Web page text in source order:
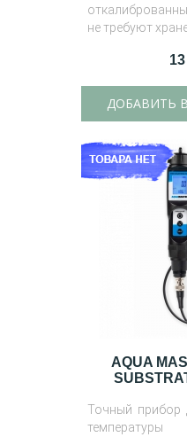
не требуют
ДОБАВИТЬ
AQUA
Точный прибор